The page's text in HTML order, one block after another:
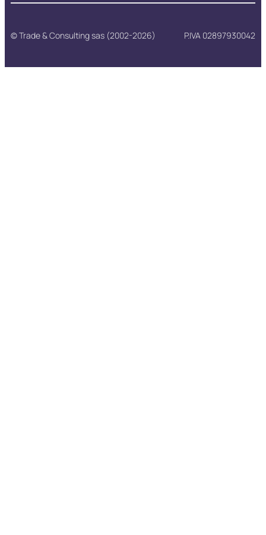
© Trade & Consulting sas (2002-2026) P.IVA 02897930042